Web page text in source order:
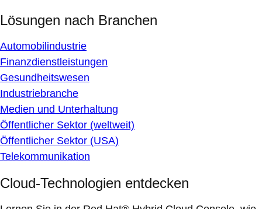
Lösungen nach Branchen
Automobilindustrie
Finanzdienstleistungen
Gesundheitswesen
Industriebranche
Medien und Unterhaltung
Öffentlicher Sektor (weltweit)
Öffentlicher Sektor (USA)
Telekommunikation
Cloud-Technologien entdecken